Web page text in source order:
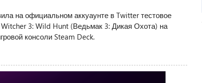
на официальном аккуаунте в Twitter тестовое
3: Wild Hunt (Ведьмак 3: Дикая Охота) на
консоли Steam Deck.